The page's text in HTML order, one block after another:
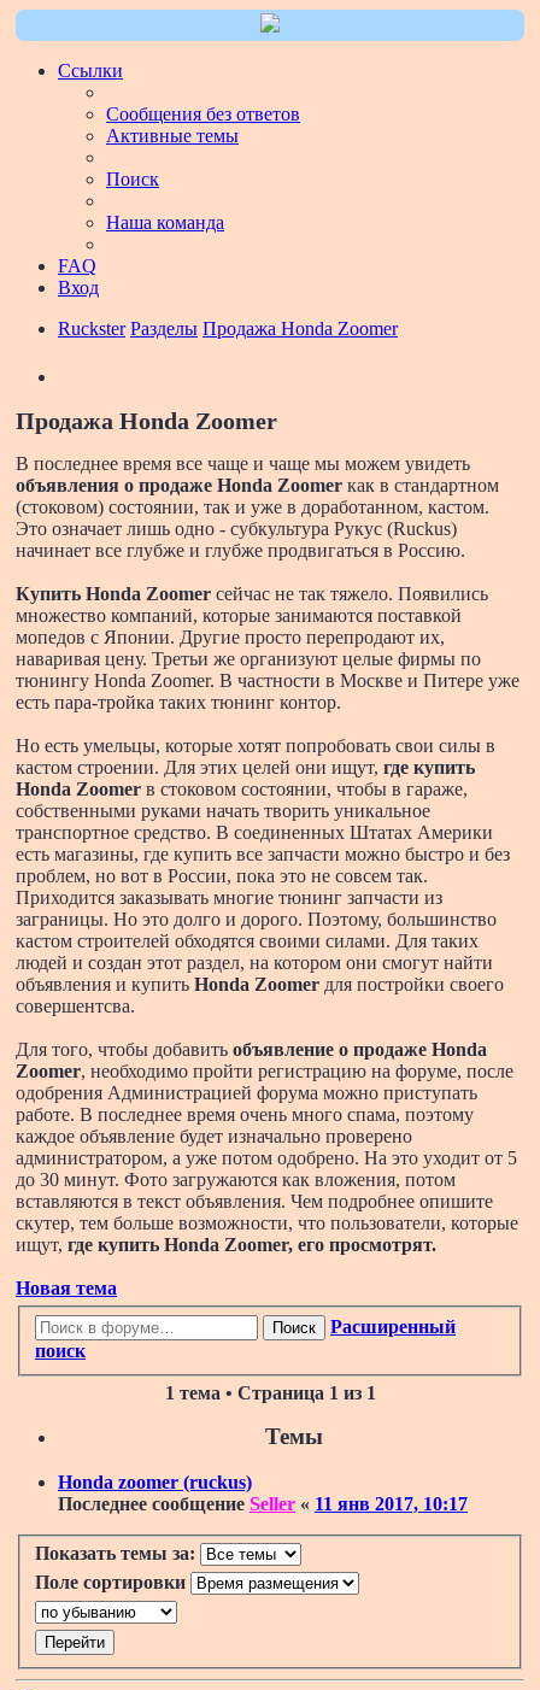
Ссылки
Сообщения без ответов
Активные темы
Поиск
Наша команда
FAQ
Вход
Ruckster Разделы Продажа Honda Zoomer
Продажа Honda Zoomer
В последнее время все чаще и чаще мы можем увидеть
объявления о продаже Honda Zoomer как в стандартном
(стоковом) состоянии, так и уже в доработанном, кастом.
Это означает лишь одно - субкультура Рукус (Ruckus)
начинает все глубже и глубже продвигаться в Россию.
Купить Honda Zoomer сейчас не так тяжело. Появились
множество компаний, которые занимаются поставкой
мопедов с Японии. Другие просто перепродают их,
наваривая цену. Третьи же организуют целые фирмы по
тюнингу Honda Zoomer. В частности в Москве и Питере уже
есть пара-тройка таких тюнинг контор.
Но есть умельцы, которые хотят попробовать свои силы в
кастом строении. Для этих целей они ищут, где купить
Honda Zoomer в стоковом состоянии, чтобы в гараже,
собственными руками начать творить уникальное
транспортное средство. В соединенных Штатах Америки
есть магазины, где купить все запчасти можно быстро и без
проблем, но вот в России, пока это не совсем так.
Приходится заказывать многие тюнинг запчасти из
заграницы. Но это долго и дорого. Поэтому, большинство
кастом строителей обходятся своими силами. Для таких
людей и создан этот раздел, на котором они смогут найти
объявления и купить Honda Zoomer для постройки своего
совершентсва.
Для того, чтобы добавить объявление о продаже Honda
Zoomer, необходимо пройти регистрацию на форуме, после
одобрения Администрацией форума можно приступать
работе. В последнее время очень много спама, поэтому
каждое объявление будет изначально проверено
администратором, а уже потом одобрено. На это уходит от 5
до 30 минут. Фото загружаются как вложения, потом
вставляются в текст объявления. Чем подробнее опишите
скутер, тем больше возможности, что пользователи, которые
ищут, где купить Honda Zoomer, его просмотрят.
Новая тема
Поиск
Расширенный
поиск
1 тема • Страница 1 из 1
Темы
Honda zoomer (ruckus)
Последнее сообщение Seller « 11 янв 2017, 10:17
Показать темы за:
Поле сортировки